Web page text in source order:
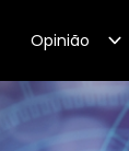
Opinião